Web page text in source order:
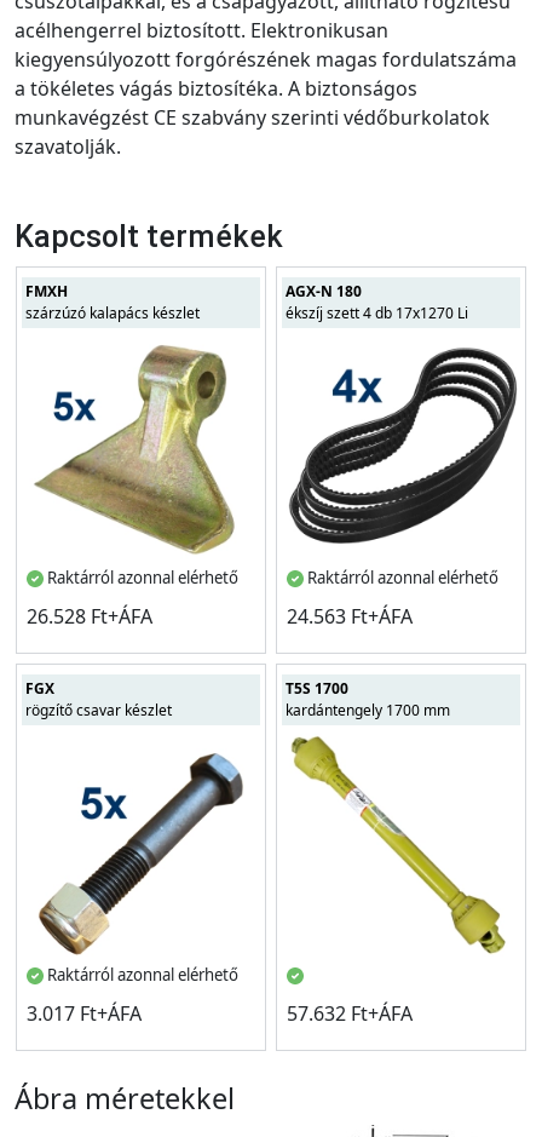
acélhengerrel biztosított. Elektronikusan
kiegyensúlyozott forgórészének magas fordulatszáma
a tökéletes vágás biztosítéka. A biztonságos
munkavégzést CE szabvány szerinti védőburkolatok
szavatolják.
Kapcsolt termékek
FMXH
szárzúzó kalapács készlet
Raktárról azonnal elérhető
26.528 Ft+ÁFA
AGX-N 180
ékszíj szett 4 db 17x1270 Li
Raktárról azonnal elérhető
24.563 Ft+ÁFA
FGX
rögzítő csavar készlet
Raktárról azonnal elérhető
3.017 Ft+ÁFA
T5S 1700
kardántengely 1700 mm
57.632 Ft+ÁFA
Ábra méretekkel